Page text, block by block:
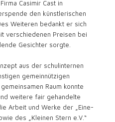
Casimir Cast in
den künstlerischen
Weiteren bedankt er sich
verschiedenen Preisen bei
Gesichter sorgte.
aus der schulinternen
gemeinnützigen
Raum konnte
weitere fair gehandelte
Arbeit und Werke der „Eine-
des „Kleinen Stern e.V.“